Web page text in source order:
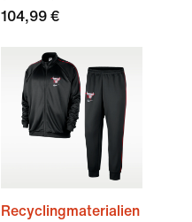
104,99 €
Recyclingmaterialien